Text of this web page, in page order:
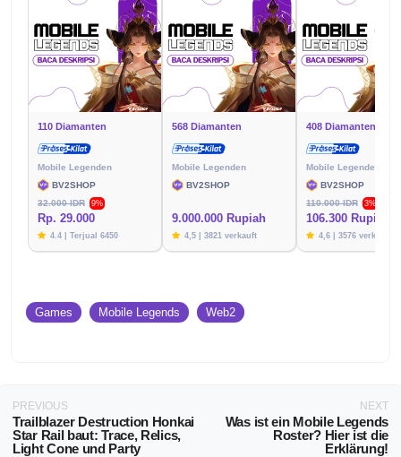
110 Diamanten
Mobile Legenden
BV2SHOP
32.000 IDR
9%
Rp. 29.000
4.4 | Terjual 6450
568 Diamanten
Mobile Legenden
BV2SHOP
9.000.000 Rupiah
4,5 | 3821 verkauft
408 Diamanten
Mobile Legenden
BV2SHOP
110.000 IDR
3%
106.300 Rupien
4,6 | 3576 verkauft
Games Mobile Legends Web2
PREVIOUS
Trailblazer Destruction Honkai
Star Rail baut: Trace, Relics,
Light Cone und Party
NEXT
Was ist ein Mobile Legends
Roster? Hier ist die
Erklärung!